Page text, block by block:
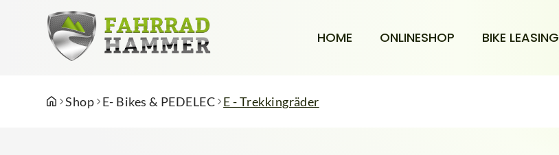
HOME ONLINESHOP BIKE LEASING
Shop E- Bikes & PEDELEC E - Trekkingräder